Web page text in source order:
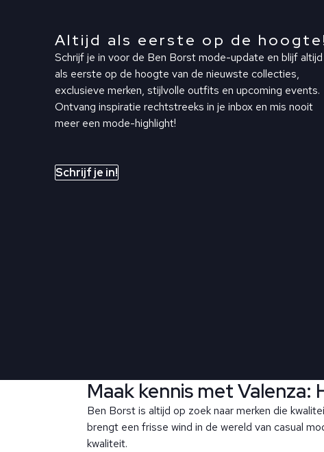
Altijd als eerste op de
Schrijf je in voor de Ben Borst mode-update en blijf altijd
als eerste op de hoogte van de nieuwste collecties,
exclusieve merken, stijlvolle outfits en upcoming events.
Ontvang inspiratie rechtstreeks in je inbox en mis nooit
meer een mode-highlight!
Schrijf je in!
Maak kennis met
Ben Borst is altijd op zoek naar merken die
brengt een frisse wind in de wereld van casual
kwaliteit.